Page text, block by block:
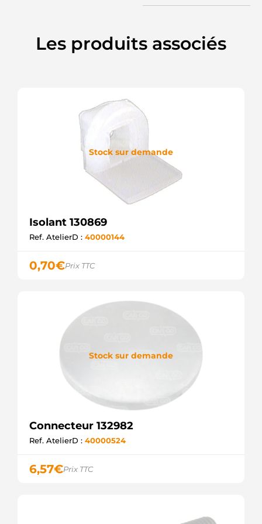
Les produits associés
Stock sur demande
Isolant 130869
Ref. AtelierD : 40000144
0,70€Prix TTC
Stock sur demande
Connecteur 132982
Ref. AtelierD : 40000524
6,57€Prix TTC